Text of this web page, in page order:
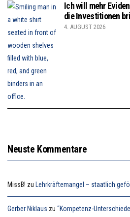
Ich will mehr
die Investitionen
4. AUGUST 2026
Neuste Kommentare
MissB! zu Lehrkräftemangel – staatlich
Gerber Niklaus zu “Kompetenz-